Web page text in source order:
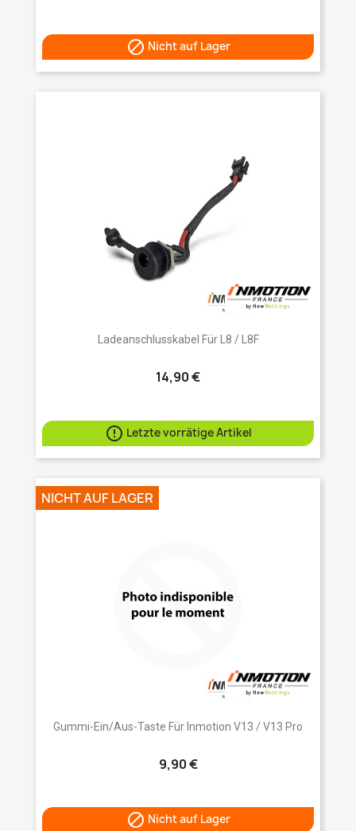
 Nicht auf Lager
Ladeanschlusskabel Für L8 / L8F
14,90 €
 Letzte vorrätige Artikel
Gummi-Ein/Aus-Taste Für Inmotion V13 / V13 Pro
9,90 €
 Nicht auf Lager
NICHT AUF LAGER